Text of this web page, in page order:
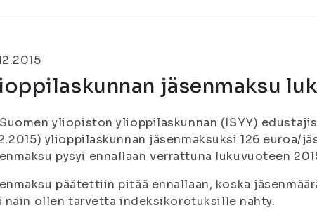
jäsenmaksu
yliopiston ylioppilaskunnan (ISYY)
ylioppilaskunnan jäsenmaksuksi 126 euroa/
pysyi ennallaan verrattuna lukuvuoteen
päätettiin pitää ennallaan, koska
näin ollen tarvetta indeksikorotuksille nähty.